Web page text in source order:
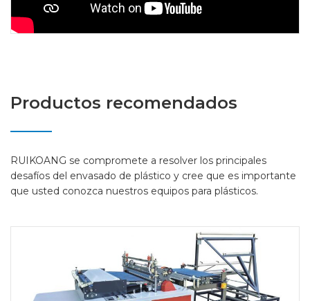
Productos recomendados
RUIKOANG se compromete a resolver los principales
desafíos del envasado de plástico y cree que es importante
que usted conozca nuestros equipos para plásticos.